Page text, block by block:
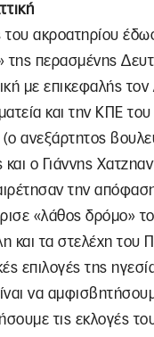
του ακροατηρίου
περασμένης
με επικεφαλής
και την ΚΠΕ
(ο ανεξάρτητος
ο Γιάννης
την
«λάθος δρόμο» το
και τα στελέχη
επιλογές της
να
τις εκλογές